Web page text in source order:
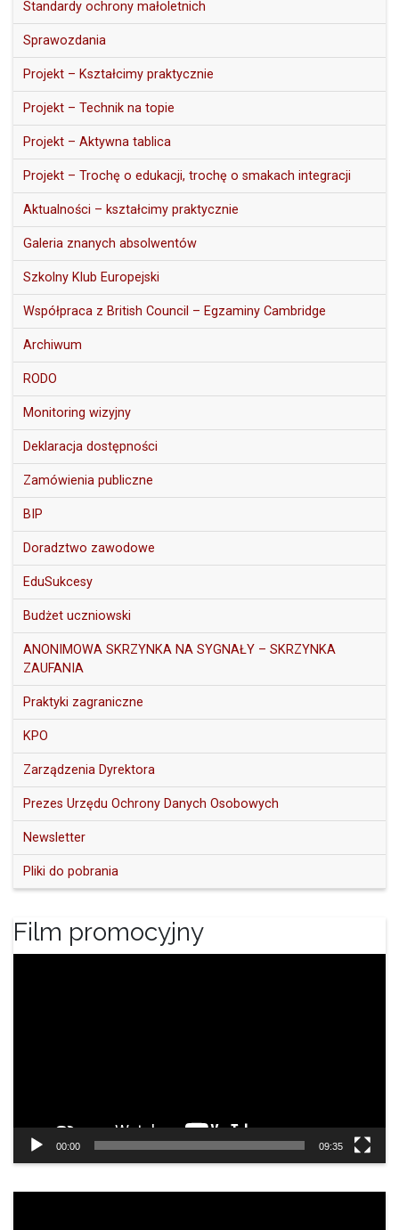
Standardy ochrony małoletnich
Sprawozdania
Projekt – Kształcimy praktycznie
Projekt – Technik na topie
Projekt – Aktywna tablica
Projekt – Trochę o edukacji, trochę o smakach integracji
Aktualności – kształcimy praktycznie
Galeria znanych absolwentów
Szkolny Klub Europejski
Współpraca z British Council – Egzaminy Cambridge
Archiwum
RODO
Monitoring wizyjny
Deklaracja dostępności
Zamówienia publiczne
BIP
Doradztwo zawodowe
EduSukcesy
Budżet uczniowski
ANONIMOWA SKRZYNKA NA SYGNAŁY – SKRZYNKA
ZAUFANIA
Praktyki zagraniczne
KPO
Zarządzenia Dyrektora
Prezes Urzędu Ochrony Danych Osobowych
Newsletter
Pliki do pobrania
Film promocyjny
00:00 09:35